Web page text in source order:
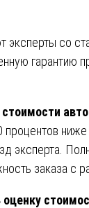
эксперты со
гарантию
стоимости
процентов
эксперта.
заказа с
оценку